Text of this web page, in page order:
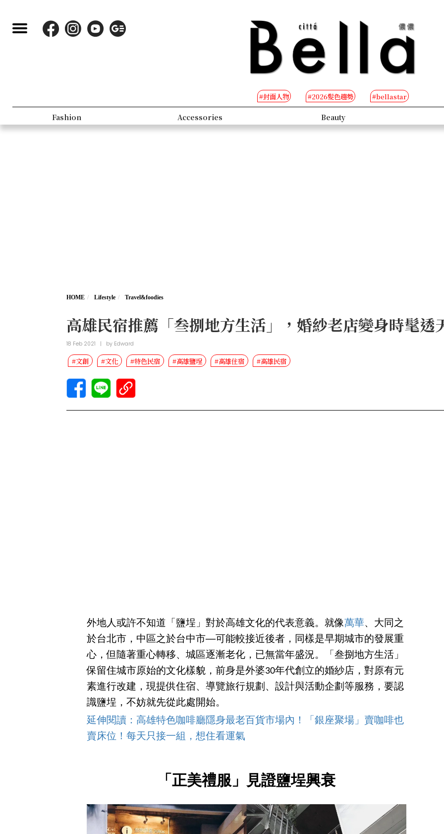
#封面人物 #2026髮色趨勢 #bellastar
Fashion Accessories Beauty
HOME Lifestyle Travel&foodies
高雄民宿推薦「叁捌地方生活」，婚紗老店變身時髦透
18 Feb 2021 | by Edward
#文創 #文化 #特色民宿 #高雄鹽埕 #高雄住宿 #高雄民宿
外地人或許不知道「鹽埕」對於高雄文化的代表意義。就像萬華、大同之
於台北市，中區之於台中市──可能較接近後者，同樣是早期城市的發展重
心，但隨著重心轉移、城區逐漸老化，已無當年盛況。「叁捌地方生活」
保留住城市原始的文化樣貌，前身是外婆30年代創立的婚紗店，對原有元
素進行改建，現提供住宿、導覽旅行規劃、設計與活動企劃等服務，要認
識鹽埕，不妨就先從此處開始。
延伸閱讀：高雄特色咖啡廳隱身最老百貨市場內！「銀座聚場」賣咖啡也
賣床位！每天只接一組，想住看運氣
「正美禮服」見證鹽埕興衰